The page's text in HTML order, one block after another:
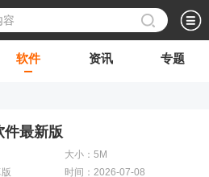
软件 资讯 专题
件最新版
大小：5M
时间：2026-07-08